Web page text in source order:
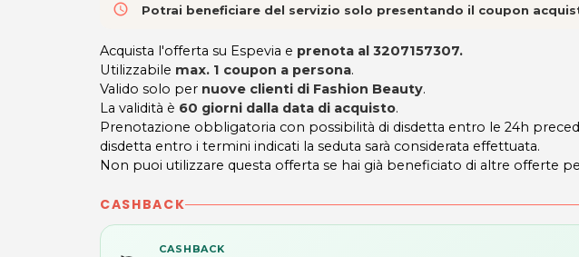
access_time Potrai beneficiare del servizio solo presentando il coupon
Acquista l'offerta su Espevia e prenota al 3207157307.
Utilizzabile max. 1 coupon a persona.
Valido solo per nuove clienti di Fashion Beauty.
La validità è 60 giorni dalla data di acquisto.
Prenotazione obbligatoria con possibilità di disdetta entro le 24h
disdetta entro i termini indicati la seduta sarà considerata effettuata.
Non puoi utilizzare questa offerta se hai già beneficiato di altre offerte
CASHBACK
CASHBACK